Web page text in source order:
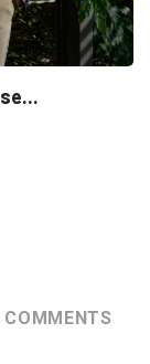
COMMENTS